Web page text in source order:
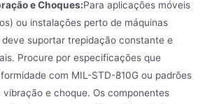
e Choques:Para aplicações móveis
ou instalações perto de máquinas
suportar trepidação constante e
Procure por especificações que
com MIL-STD-810G ou padrões
vibração e choque. Os componentes